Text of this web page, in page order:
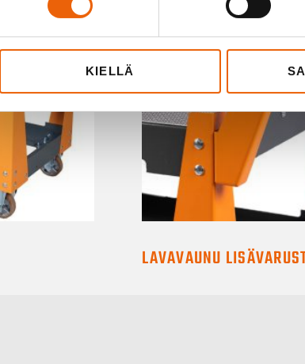
KIELLÄ
LAVAVAUNU